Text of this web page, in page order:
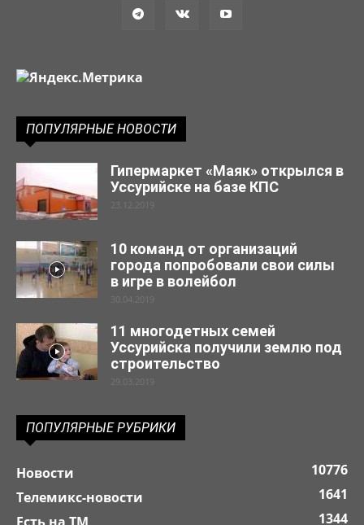
ПОПУЛЯРНЫЕ НОВОСТИ
Гипермаркет «Маяк» открылся в
Уссурийске на базе КПС
23.12.2019
10 команд от организаций
города попробовали свои силы
в игре в волейбол
30.04.2019
11 многодетных семей
Уссурийска получили землю под
строительство
29.03.2019
ПОПУЛЯРНЫЕ РУБРИКИ
Новости
10776
Телемикс-новости
1641
1344